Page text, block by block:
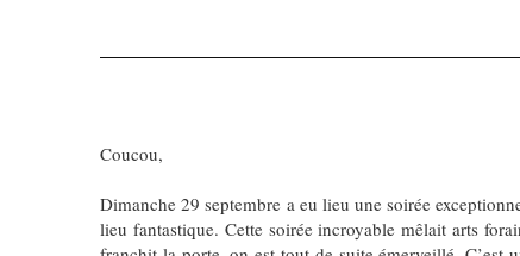
Coucou,
Dimanche 29 septembre a eu lieu une soirée
lieu fantastique. Cette soirée incroyable mêlait arts